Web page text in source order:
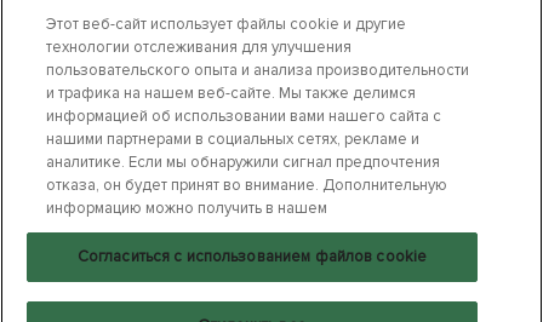
СВЯЖИТЕСЬ С НАМИ
УСЛОВИЯ ИСПОЛЬЗОВАНИЯ
Этот веб-сайт использует файлы cookie и другие
технологии отслеживания для улучшения
пользовательского опыта и анализа производительности
и трафика на нашем веб-сайте. Мы также делимся
информацией об использовании вами нашего сайта с
нашими партнерами в социальных сетях, рекламе и
аналитике. Если мы обнаружили сигнал предпочтения
отказа, он будет принят во внимание. Дополнительную
информацию можно получить в нашем
Согласиться с использованием файлов cookie